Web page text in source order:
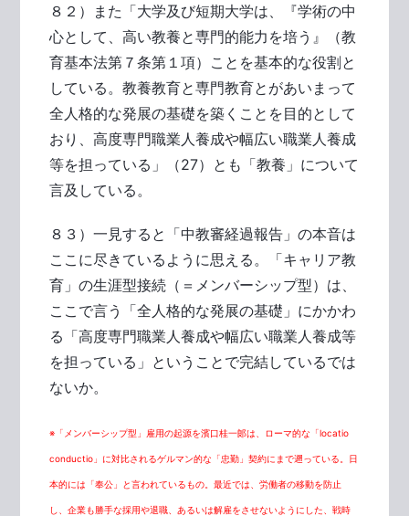
８２）また「大学及び短期大学は、『学術の中
心として、高い教養と専門的能力を培う』（教
育基本法第７条第１項）ことを基本的な役割と
している。教養教育と専門教育とがあいまって
全人格的な発展の基礎を築くことを目的として
おり、高度専門職業人養成や幅広い職業人養成
等を担っている」（27）とも「教養」について
言及している。
８３）一見すると「中教審経過報告」の本音は
ここに尽きているように思える。「キャリア教
育」の生涯型接続（＝メンバーシップ型）は、
ここで言う「全人格的な発展の基礎」にかかわ
る「高度専門職業人養成や幅広い職業人養成等
を担っている」ということで完結しているでは
ないか。
※「メンバーシップ型」雇用の起源を濱口桂一郞は、ローマ的な「locatio
conductio」に対比されるゲルマン的な「忠勤」契約にまで遡っている。日
本的には「奉公」と言われているもの。最近では、労働者の移動を防止
し、企業も勝手な採用や退職、あるいは解雇をさせないようにした、戦時